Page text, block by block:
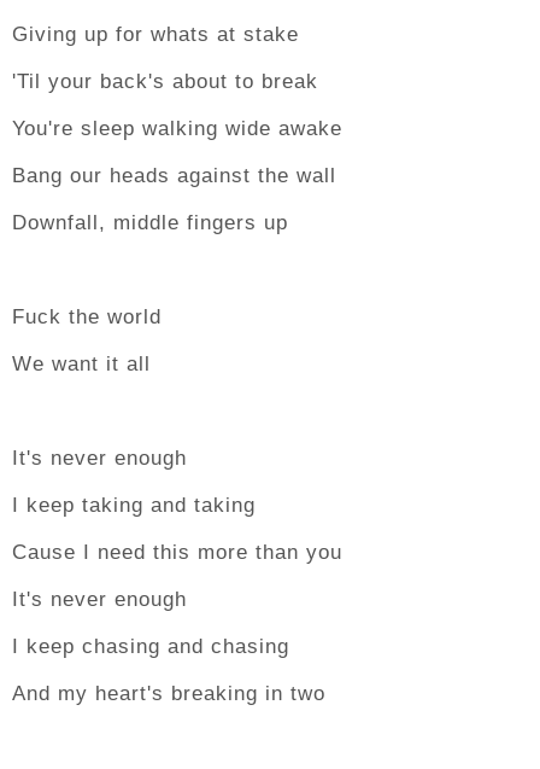
Giving up for whats at stake
'Til your back's about to break
You're sleep walking wide awake
Bang our heads against the wall
Downfall, middle fingers up
Fuck the world
We want it all
It's never enough
I keep taking and taking
Cause I need this more than you
It's never enough
I keep chasing and chasing
And my heart's breaking in two